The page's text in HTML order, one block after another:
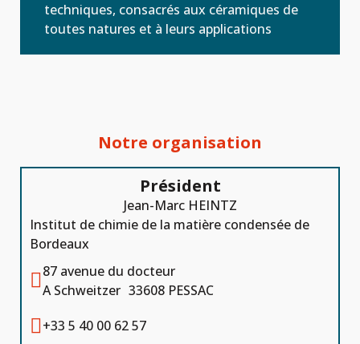
techniques, consacrés aux céramiques de
toutes natures et à leurs applications
Notre organisation
Président
Jean-Marc HEINTZ
Institut de chimie de la matière condensée de
Bordeaux
87 avenue du docteur
A Schweitzer 33608 PESSAC
+33 5 40 00 62 57